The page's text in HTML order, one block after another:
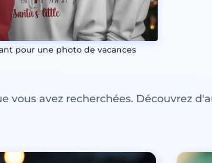
pour une photo de vacances
vous avez recherchées. Découvrez